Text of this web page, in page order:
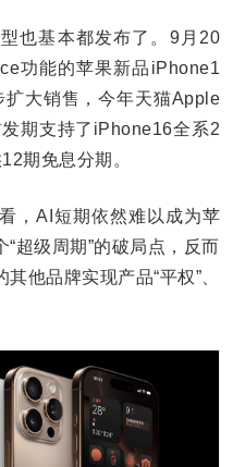
基本都发布了。9月20
功能的苹果新品iPhone1
大销售，今年天猫Apple
期支持了iPhone16全系2
期免息分期。
AI短期依然难以成为苹
超级周期”的破局点，反而
他品牌实现产品“平权”、